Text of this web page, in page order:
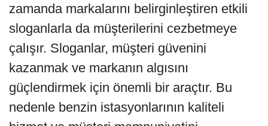
zamanda markalarını belirginleştiren etkili
sloganlarla da müşterilerini cezbetmeye
çalışır. Sloganlar, müşteri güvenini
kazanmak ve markanın algısını
güçlendirmek için önemli bir araçtır. Bu
nedenle benzin istasyonlarının kaliteli